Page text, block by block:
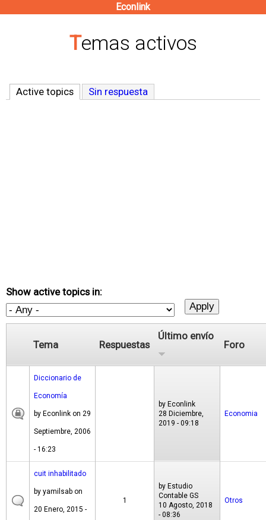
contenido
Econlink
Temas activos
Active topics (solapa activa)
Sin respuesta
Show active topics in:
Tema Respuestas
Último envío
Foro
Diccionario de
Economía
by Econlink on 29
Septiembre, 2006
- 16:23
by Econlink
28 Diciembre,
2019 - 09:18
Economia
cuit inhabilitado
by yamilsab on
20 Enero, 2015 -
1
by Estudio
Contable GS
10 Agosto, 2018
- 08:36
Otros